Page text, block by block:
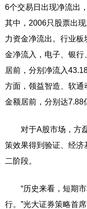
6个交易日出现净流出
其中，2006只股票出
力资金净流出。行业
金净流入，电子、银
居前，分别净流入
方面，领益智造、软通
金额居前，分别达7.88
对于A股市场，方磊
策效果得到验证、经
二阶段。
“历史来看，短期市
行。”光大证券策略首